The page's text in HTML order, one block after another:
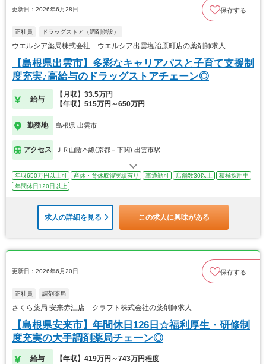
更新日：2026年6月28日 保存する
正社員 ドラッグストア（調剤併設）
ウエルシア薬局株式会社 ウエルシア出雲塩冶原町店の薬剤師求人
【島根県出雲市】多彩なキャリアパスと子育て支援制
度充実♪高給与のドラッグストアチェーン◎
給与
【月収】33.5万円
【年収】515万円～650万円
勤務地 島根県 出雲市
アクセス ＪＲ山陰本線(京都－下関) 出雲市駅
年収650万円以上可 産休・育休取得実績有り 車通勤可 店舗数30以上
積極採用中
年間休日120日以上
求人の詳細を見る この求人に興味がある
更新日：2026年6月20日 保存する
正社員 調剤薬局
さくら薬局 安来赤江店 クラフト株式会社の薬剤師求人
【島根県安来市】年間休日126日☆福利厚生・研修制
度充実の大手調剤薬局チェーン◎
給与 【年収】419万円～743万円程度